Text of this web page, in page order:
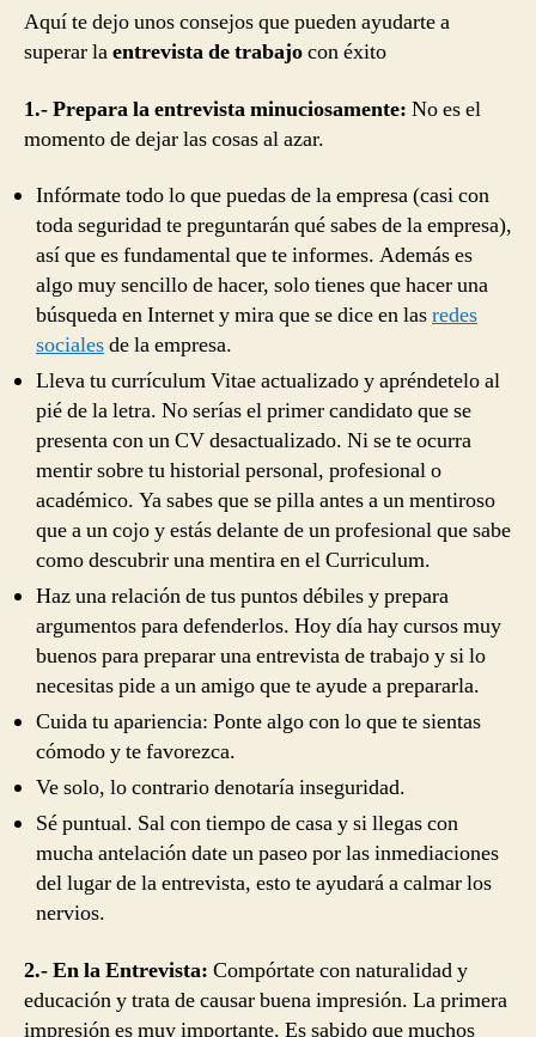
Aquí te dejo unos consejos que pueden ayudarte a
superar laentrevista de trabajocon éxito
1.- Prepara la entrevista minuciosamente: No es el
momento de dejar las cosas al azar.
Infórmate todo lo que puedas de la empresa (casi con
toda seguridad te preguntarán qué sabes de la empresa),
así que es fundamental que te informes. Además es
algo muy sencillo de hacer, solo tienes que hacer una
búsqueda en Internet y mira que se dice en lasredes
socialesde la empresa.
Lleva tu currículum Vitae actualizado y apréndetelo al
pié de la letra. No serías el primer candidato que se
presenta con un CV desactualizado. Ni se te ocurra
mentir sobre tu historial personal, profesional o
académico. Ya sabes que se pilla antes a un mentiroso
que a un cojo y estás delante de un profesional que sabe
como descubrir una mentira en el Curriculum.
Haz una relación de tus puntos débiles y prepara
argumentos para defenderlos. Hoy día hay cursos muy
buenos para preparar una entrevista de trabajo y si lo
necesitas pide a un amigo que te ayude a prepararla.
Cuida tu apariencia: Ponte algo con lo que te sientas
cómodo y te favorezca.
Ve solo, lo contrario denotaría inseguridad.
Sé puntual. Sal con tiempo de casa y si llegas con
mucha antelación date un paseo por las inmediaciones
del lugar de la entrevista, esto te ayudará a calmar los
nervios.
2.- En la Entrevista: Compórtate con naturalidad y
educación y trata de causar buena impresión. La primera
impresión es muy importante. Es sabido que muchos